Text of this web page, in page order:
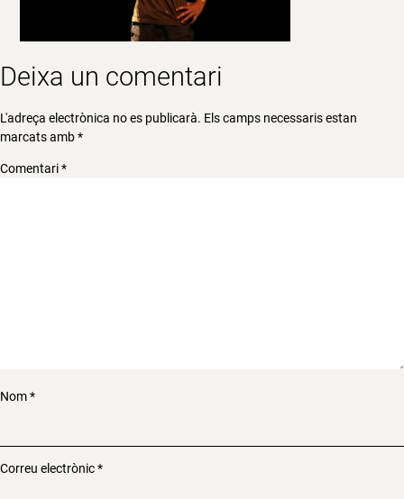
Deixa un comentari
L'adreça electrònica no es publicarà. Els camps necessaris estan
marcats amb*
Comentari*
Nom*
Correu electrònic*